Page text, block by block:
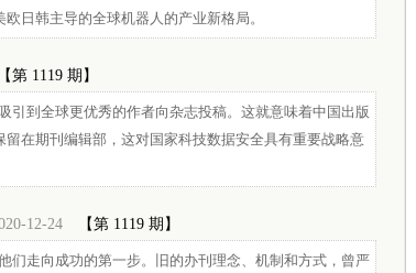
日韩主导的全球机器人的产业新格局。
【第 1119 期】
引到全球更优秀的作者向杂志投稿。这就意味着中国出版
在期刊编辑部，这对国家科技数据安全具有重要战略意
12-24 【第 1119 期】
们走向成功的第一步。旧的办刊理念、机制和方式，曾严